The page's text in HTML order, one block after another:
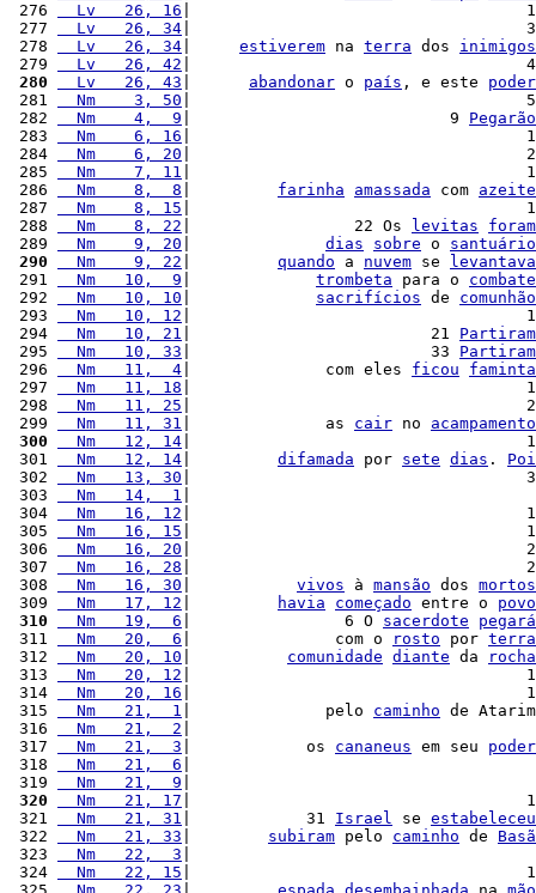
276
  Lv   26, 16
|
277
  Lv   26, 34
|
278
  Lv   26, 34
estiverem na terra dos inimigos
279
  Lv   26, 42
|
280
  Lv   26, 43
abandonar o país , e este
281
  Nm    3, 50
|
282
  Nm    4,  9
|                           9 Pegarão
283
  Nm    6, 16
|
284
  Nm    6, 20
|
285
  Nm    7, 11
|
286
  Nm    8,  8
farinha amassada com azeite
287
  Nm    8, 15
|
288
  Nm    8, 22
|                 22 Os levitas
foram
289
  Nm    9, 20
dias sobre o santuário
290
  Nm    9, 22
quando a nuvem se levantava
291
  Nm   10,  9
trombeta para o combate
292
  Nm   10, 10
sacrifícios de comunhão
293
  Nm   10, 12
|
294
  Nm   10, 21
|                         21 Partiram
295
  Nm   10, 33
|                         33 Partiram
296
  Nm   11,  4
|              com eles ficou
faminta
297
  Nm   11, 18
|
298
  Nm   11, 25
|
299
  Nm   11, 31
|              as cair no acampamento
300
  Nm   12, 14
|
301
  Nm   12, 14
difamada por sete dias .
302
  Nm   13, 30
|
303
  Nm   14,  1
304
  Nm   16, 12
|
305
  Nm   16, 15
|
306
  Nm   16, 20
|
307
  Nm   16, 28
|
308
  Nm   16, 30
vivos à mansão dos mortos
309
  Nm   17, 12
havia começado entre o povo
310
  Nm   19,  6
|                6 O sacerdote
pegará
311
  Nm   20,  6
|               com o rosto por terra
312
  Nm   20, 10
comunidade diante da
rocha
313
  Nm   20, 12
|
314
  Nm   20, 16
|
315
  Nm   21,  1
|              pelo caminho de
316
  Nm   21,  2
317
  Nm   21,  3
|            os cananeus em seu poder
318
  Nm   21,  6
319
  Nm   21,  9
320
  Nm   21, 17
|
321
  Nm   21, 31
|            31 Israel se estabeleceu
322
  Nm   21, 33
subiram pelo caminho de Basã
323
  Nm   22,  3
324
  Nm   22, 15
|